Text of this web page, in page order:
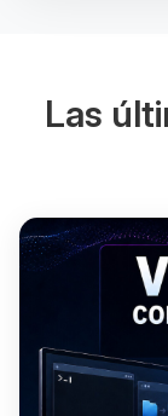
Las